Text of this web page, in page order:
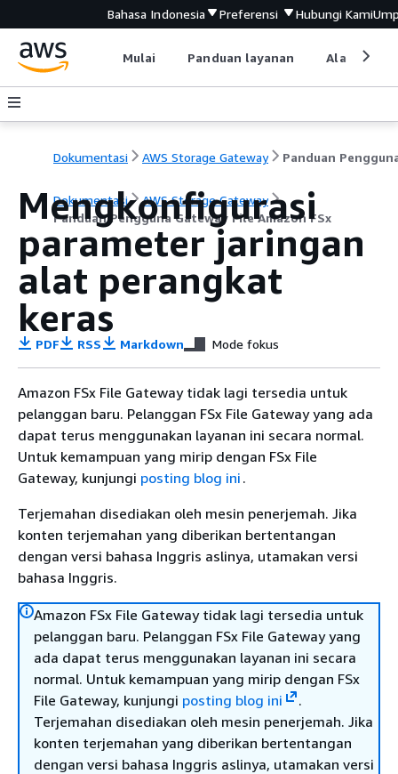
Bahasa Indonesia Preferensi Hubungi Kami
Mulai Panduan layanan Alat
Dokumentasi AWS Storage Gateway
Dokumentasi
AWS Storage Gateway
Panduan Pengguna Gateway File Amazon FSx
Mengkonfigurasi
parameter jaringan
alat perangkat
keras
PDF RSS Markdown Mode fokus
Amazon FSx File Gateway tidak lagi tersedia untuk
pelanggan baru. Pelanggan FSx File Gateway yang ada
dapat terus menggunakan layanan ini secara normal.
Untuk kemampuan yang mirip dengan FSx File
Gateway, kunjungi posting blog ini .
Terjemahan disediakan oleh mesin penerjemah. Jika
konten terjemahan yang diberikan bertentangan
dengan versi bahasa Inggris aslinya, utamakan versi
bahasa Inggris.
Amazon FSx File Gateway tidak lagi tersedia untuk
pelanggan baru. Pelanggan FSx File Gateway yang
ada dapat terus menggunakan layanan ini secara
normal. Untuk kemampuan yang mirip dengan FSx
File Gateway, kunjungi posting blog ini
.
Terjemahan disediakan oleh mesin penerjemah. Jika
konten terjemahan yang diberikan bertentangan
dengan versi bahasa Inggris aslinya, utamakan versi